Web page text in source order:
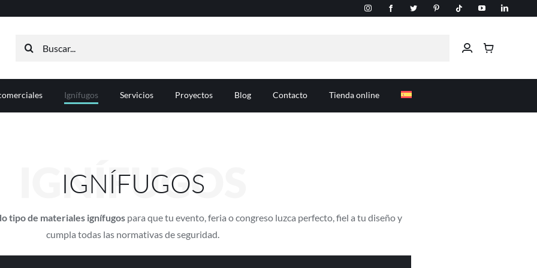
Buscar:
Ignífugos Servicios Proyectos Blog Contacto Tienda online
IGNÍFUGOS
IGNÍFUGOS
tipo de materiales ignífugospara que tu evento, feria o congreso luzca perfecto, fiel a tu diseño y
cumpla todas las normativas de seguridad.